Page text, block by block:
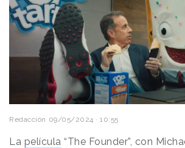
Redacción 09/05/2024 · 10:55
La película “The Founder”, con